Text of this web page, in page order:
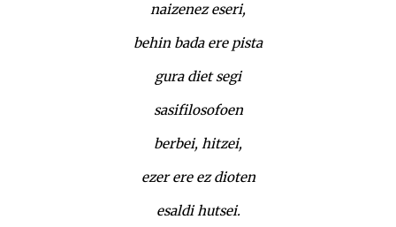
naizenez eseri,
behin bada ere pista
gura diet segi
sasifilosofoen
berbei, hitzei,
ezer ere ez dioten
esaldi hutsei.